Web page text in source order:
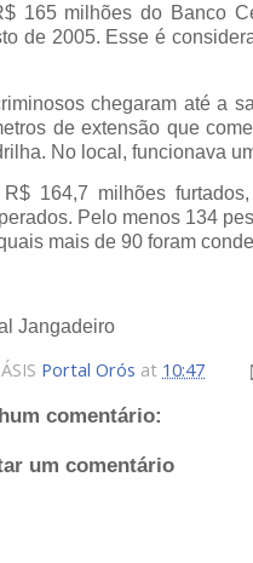
165 milhões do Banco
de 2005. Esse é
chegaram até a
de extensão que
No local, funcionava
R$ 164,7 milhões
Pelo menos 134
mais de 90 foram
Jangadeiro
Portal Orós at 10:47
comentário:
um comentário